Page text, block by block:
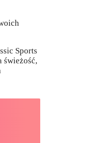
Sports
świeżość,